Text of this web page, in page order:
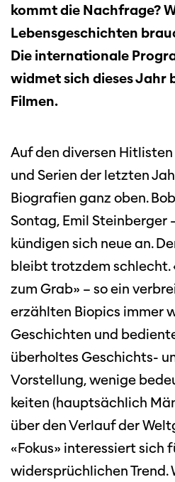
kommt die Nachfrage?
Lebensgeschichten
Die internationale
widmet sich dieses Jahr
Filmen.
Auf den diversen
und Serien der letzten
Biografien ganz oben.
Sontag, Emil Steinberger
kündigen sich neue an.
bleibt trotzdem schlecht.
zum Grab» – so ein
erzählten Biopics immer
Geschichten und
überholtes Geschichts-
Vorstellung, wenige
keiten (hauptsächlich
über den Verlauf der
«Fokus» interessiert sich
widersprüchlichen Trend.